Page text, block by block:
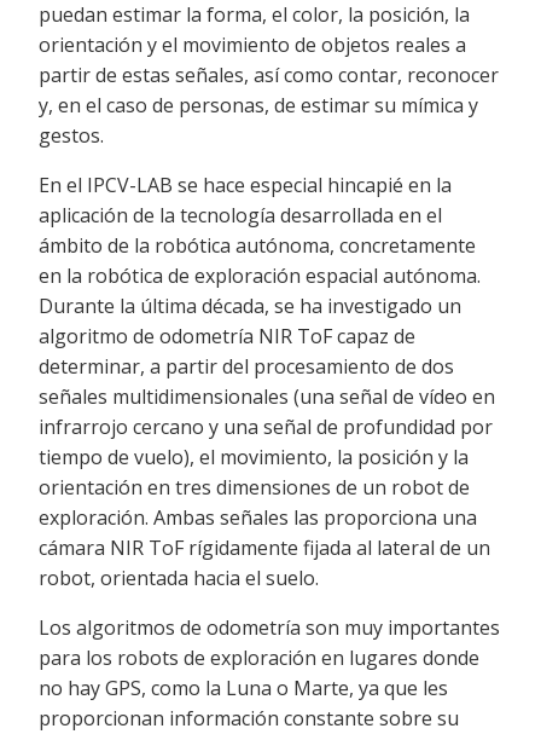
puedan estimar la forma, el color, la posición, la
orientación y el movimiento de objetos reales a
partir de estas señales, así como contar, reconocer
y, en el caso de personas, de estimar su mímica y
gestos.
En el IPCV-LAB se hace especial hincapié en la
aplicación de la tecnología desarrollada en el
ámbito de la robótica autónoma, concretamente
en la robótica de exploración espacial autónoma.
Durante la última década, se ha investigado un
algoritmo de odometría NIR ToF capaz de
determinar, a partir del procesamiento de dos
señales multidimensionales (una señal de vídeo en
infrarrojo cercano y una señal de profundidad por
tiempo de vuelo), el movimiento, la posición y la
orientación en tres dimensiones de un robot de
exploración. Ambas señales las proporciona una
cámara NIR ToF rígidamente fijada al lateral de un
robot, orientada hacia el suelo.
Los algoritmos de odometría son muy importantes
para los robots de exploración en lugares donde
no hay GPS, como la Luna o Marte, ya que les
proporcionan información constante sobre su